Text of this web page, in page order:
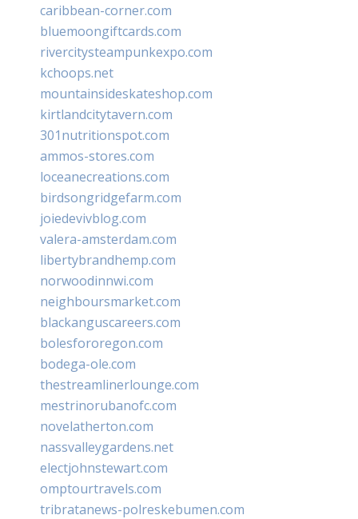
caribbean-corner.com
bluemoongiftcards.com
rivercitysteampunkexpo.com
kchoops.net
mountainsideskateshop.com
kirtlandcitytavern.com
301nutritionspot.com
ammos-stores.com
loceanecreations.com
birdsongridgefarm.com
joiedevivblog.com
valera-amsterdam.com
libertybrandhemp.com
norwoodinnwi.com
neighboursmarket.com
blackanguscareers.com
bolesfororegon.com
bodega-ole.com
thestreamlinerlounge.com
mestrinorubanofc.com
novelatherton.com
nassvalleygardens.net
electjohnstewart.com
omptourtravels.com
tribratanews-polreskebumen.com